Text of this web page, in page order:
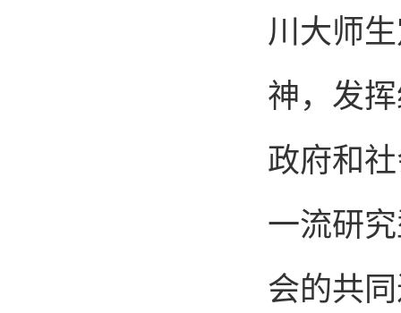
川大师
神，发
政府和
一流研
会的共